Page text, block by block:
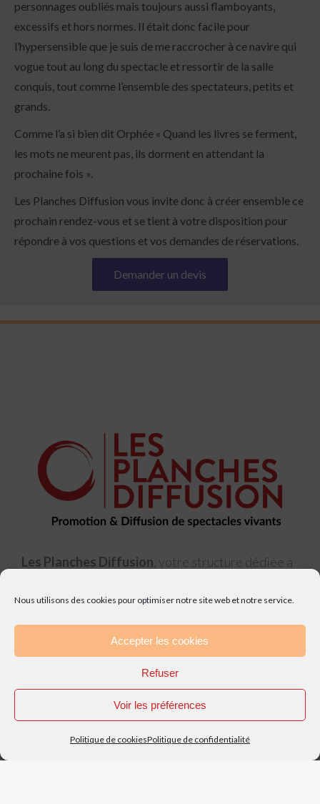
Nous utilisons des cookies pour optimiser notre site web et notre service.
Accepter les cookies
Refuser
Voir les préférences
Politique de cookiesPolitique de confidentialité
personnages oubliés mais toujours aussi flamboyants,
excessifs et hors normes. Il était donc facile pour
l’hypersensible que je suis de me raccrocher à ce navire qui
vogue tout au long du spectacle et ressortir de la salle
conquis, tout comme l’ensemble des spectateurs, petits et
grands.
Comme l’a si bien dit Orphée « Quand les livres se ferment,
les mots ne meurent pas, ils dorment en attendant la
prochaine fois ».
Les Planches Diffusion vous invite donc à créer ensemble ce
prochain rendez-vous et se tient à votre disposition pour
répondre à vos questions et vos demandes de réservations.
Demander un devis
Les Planches Diffusion , votre structure dédiée à
vivants.